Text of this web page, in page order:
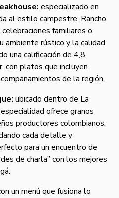
especializado en
al estilo campestre, Rancho
familiares o
ambiente rústico y la calidad
una calificación de 4,8
con platos que incluyen
de la región.
ubicado dentro de La
ofrece granos
productores colombianos,
cada detalle y
para un encuentro de
de charla” con los mejores
un menú que fusiona lo